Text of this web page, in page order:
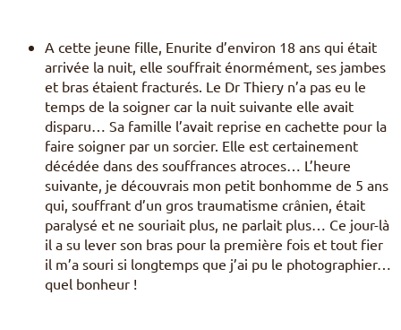
A cette jeune fille, Enurite d’environ 18 ans qui était
arrivée la nuit, elle souffrait énormément, ses jambes
et bras étaient fracturés. Le Dr Thiery n’a pas eu le
temps de la soigner car la nuit suivante elle avait
disparu… Sa famille l’avait reprise en cachette pour la
faire soigner par un sorcier. Elle est certainement
décédée dans des souffrances atroces… L’heure
suivante, je découvrais mon petit bonhomme de 5 ans
qui, souffrant d’un gros traumatisme crânien, était
paralysé et ne souriait plus, ne parlait plus… Ce jour-là
il a su lever son bras pour la première fois et tout fier
il m’a souri si longtemps que j’ai pu le photographier…
quel bonheur !